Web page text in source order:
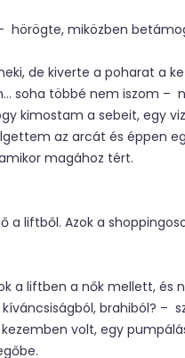
hörögte, miközben
de kiverte a poharat a
soha többé nem iszom –
kimostam a sebeit, egy
az arcát és éppen
magához tért.
a liftből. Azok a
a liftben a nők mellett, és
brahiból? –
volt, egy